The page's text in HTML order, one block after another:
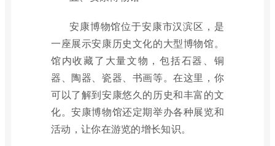
安康博物馆位于安康市汉滨区，是
一座展示安康历史文化的大型博物馆。
馆内收藏了大量文物，包括石器、铜
器、陶器、瓷器、书画等。在这里，你
可以了解到安康悠久的历史和丰富的文
化。安康博物馆还定期举办各种展览和
活动，让你在游览的增长知识。